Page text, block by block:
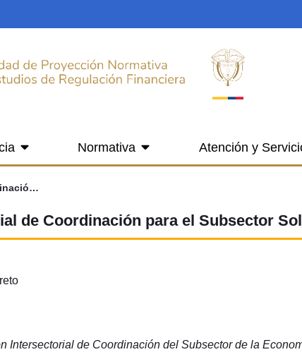
Normativa Atención y
Comisión Intersectorial de Coordinación para el Subsector Solidario de Ahorro y Crédito
de Coordinación para el Subsector
Intersectorial de Coordinación del Subsector de la